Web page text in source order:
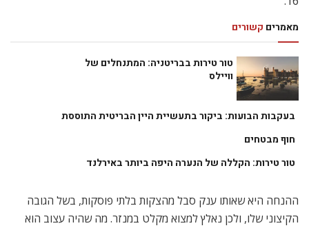
מאמרים קשורים
טור טירות בבריטניה: המתנחלים של
וויילס
בעקבות‭ ‬הבועות: ביקור בתעשיית היין הבריטית התוססת
חוף מבטחים
טור טירות: הקללה של הנערה היפה ביותר באירלנד
ההנחה היא שאותו ענק סבל מהצקות בלתי פוסקות, בשל הגובה
הקיצוני שלו, ולכן נאלץ למצוא מקלט במנזר. מה שהיה עצוב הוא